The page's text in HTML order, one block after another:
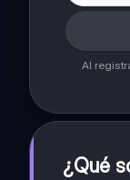
Al
¿Qué